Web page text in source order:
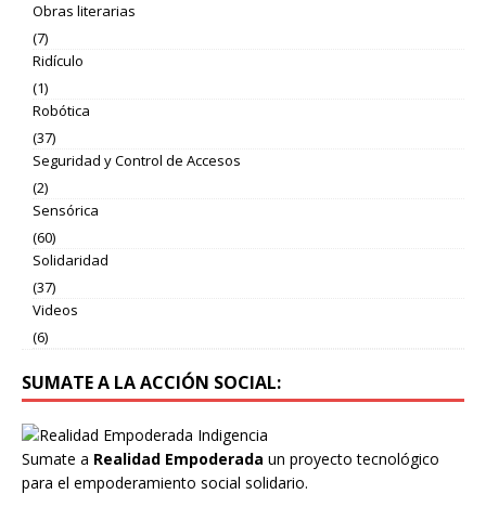
Obras literarias
(7)
Ridículo
(1)
Robótica
(37)
Seguridad y Control de Accesos
(2)
Sensórica
(60)
Solidaridad
(37)
Videos
(6)
SUMATE A LA ACCIÓN SOCIAL:
Sumate a Realidad Empoderada un proyecto tecnológico
para el empoderamiento social solidario.